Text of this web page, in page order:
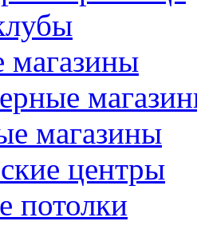
магазины
центры
потолки